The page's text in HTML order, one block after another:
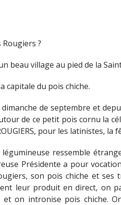
?
beau village au pied de la
capitale du pois chiche.
dimanche de septembre et
de ce petit pois cornu la
pour les latinistes,
ressemble
Présidente a pour
son pois chiche et ses
leur produit en direct, on
et on intronise pois chiche.